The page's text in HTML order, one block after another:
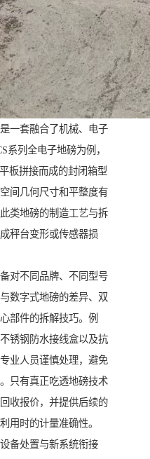
一套融合了机械、电子
系列全电子地磅为例，
板拼接而成的封闭箱型
间几何尺寸和平整度有
类地磅的制造工艺与拆
秤台变形或传感器损
对不同品牌、不同型号
数字式地磅的差异、双
部件的拆解技巧。例
锈钢防水接线盒以及抗
业人员谨慎处理，避免
只有真正吃透地磅技术
收报价，并提供后续的
用时的计量准确性。
备处置与新系统衔接